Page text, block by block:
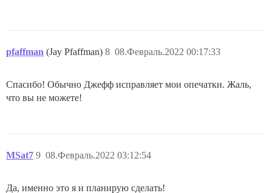
pfaffman (Jay Pfaffman) 08.Февраль.2022 00:17:33
8
Спасибо! Обычно Джефф исправляет мои опечатки. Жаль,
что вы не можете!
MSat7 08.Февраль.2022 03:12:54
9
Да, именно это я и планирую сделать!